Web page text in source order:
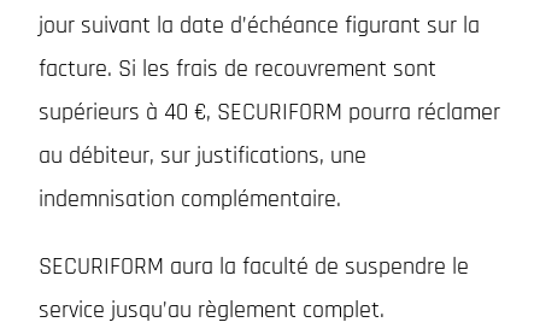
jour suivant la date d’échéance figurant sur la
facture. Si les frais de recouvrement sont
supérieurs à 40 €, SECURIFORM pourra réclamer
au débiteur, sur justifications, une
indemnisation complémentaire.
SECURIFORM aura la faculté de suspendre le
service jusqu’au règlement complet.